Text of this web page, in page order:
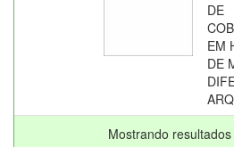
DE
EM
DE
Mostrando